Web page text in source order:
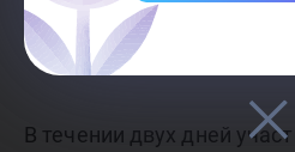
переводоведения»,
5. «Молодежь и наука».
В течении двух дней